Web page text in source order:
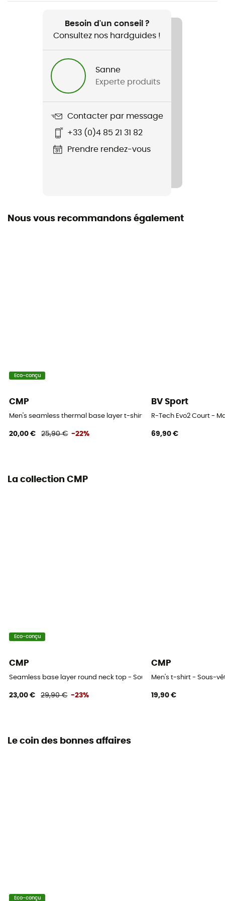
Nom du produit
Seamless base layer turtleneck top
Origine Européenne Garantie
Besoin d'un conseil ?
Consultez nos hardguides !
Sanne
Experte produits
Contacter par message
+33 (0)4 85 21 31 82
Prendre rendez-vous
Nous vous recommandons également
Eco-conçu
CMP
Men's seamless thermal base layer t-shirt - Sous-vêtement
20,00 € 25,90 € -22%
BV Sport
R-Tech Evo2 Court -
69,90 €
La collection CMP
Eco-conçu
CMP
Seamless base layer round neck top - Sous-vêtement thermique
23,00 € 29,90 € -23%
CMP
Men's t-shirt - Sous-
19,90 €
Le coin des bonnes affaires
Eco-conçu